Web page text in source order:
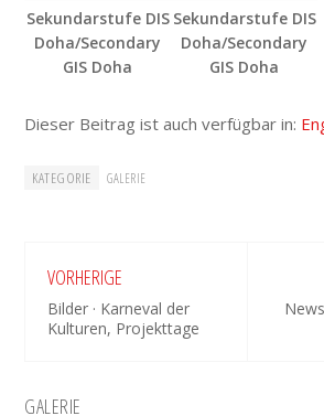
Sekundarstufe DIS
Doha/Secondary
GIS Doha
Sekundarstufe DIS
Doha/Secondary
GIS Doha
Dieser Beitrag ist auch verfügbar in:
KATEGORIE GALERIE
VORHERIGE
Bilder · Karneval der
Kulturen, Projekttage
GALERIE